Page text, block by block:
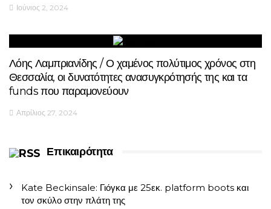
Ιούνιος 2, 2024
Λόης Λαμπριανίδης / Ο χαμένος πολύτιμος χρόνος στη
Θεσσαλία, οι δυνατότητες ανασυγκρότησής της και τα
funds που παραμονεύουν
Απρίλιος 27, 2024
Επικαιρότητα
Kate Beckinsale: Γιόγκα με 25εκ. platform boots και
τον σκύλο στην πλάτη της